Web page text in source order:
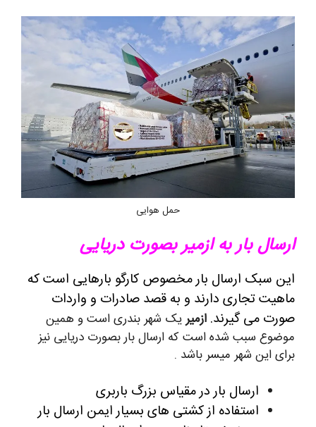
حمل هوایی
ارسال بار به ازمیر بصورت دریایی
این سبک ارسال بار مخصوص کارگو بارهایی است که
ماهیت تجاری دارند و به قصد صادرات و واردات
صورت می گیرند. ازمیریک شهر بندری است و همین
موضوع سبب شده است که ارسال بار بصورت دریایی نیز
برای این شهر میسر باشد .
ارسال بار در مقیاس بزرگ باربری
استفاده از کشتی های بسیار ایمن ارسال بار